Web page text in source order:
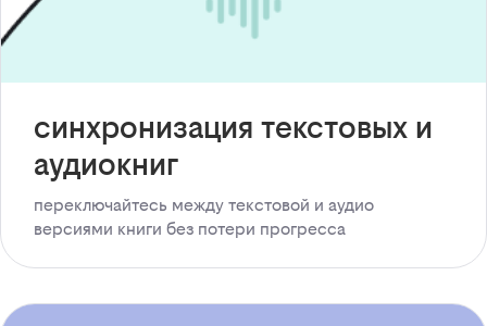
синхронизация текстовых и
аудиокниг
переключайтесь между текстовой и аудио
версиями книги без потери прогресса